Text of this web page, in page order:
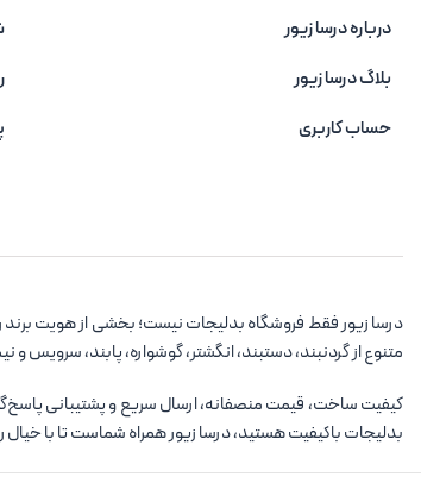
درباره درسا زیور
بلاگ درسا زیور
حساب کاربری
درسا زیور فقط فروشگاه بدلیجات نیست؛ بخشی از هویت
متنوع از گردنبند، دستبند، انگشتر، گوشواره، پابند،
کیفیت ساخت، قیمت منصفانه، ارسال سریع و پشتیبانی
بدلیجات باکیفیت هستید، درسا زیور همراه شماست تا با